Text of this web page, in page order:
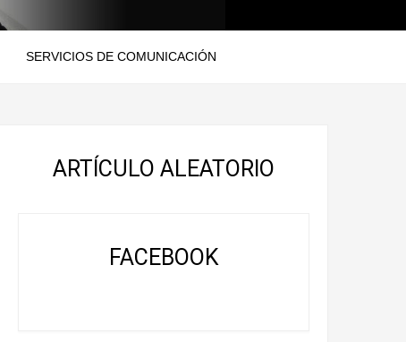
SERVICIOS DE COMUNICACIÓN
ARTÍCULO ALEATORIO
FACEBOOK